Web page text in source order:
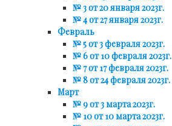
№ 3 от 20 января 2023г.
№ 4 от 27 января 2023г.
Февраль
№ 5 от 3 февраля 2023г.
№ 6 от 10 февраля 2023г.
№ 7 от 17 февраля 2023г.
№ 8 от 24 февраля 2023г.
Март
№ 9 от 3 марта 2023г.
№ 10 от 10 марта 2023г.